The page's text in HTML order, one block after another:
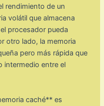
rendimiento de un
volátil que almacena
procesador pueda
otro lado, la memoria
pero más rápida que
intermedio entre el
caché** es